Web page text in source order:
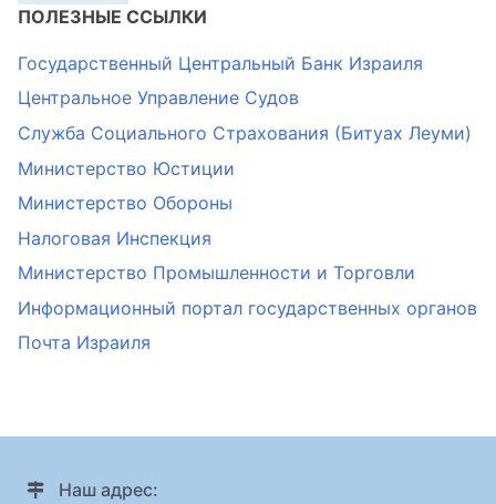
ПОЛЕЗНЫЕ ССЫЛКИ
Государственный Центральный Банк Израиля
Центральное Управление Судов
Служба Социального Страхования (Битуах Леуми)
Министерство Юстиции
Министерство Обороны
Налоговая Инспекция
Министерство Промышленности и Торговли
Информационный портал государственных органов
Почта Израиля
Наш адрес: